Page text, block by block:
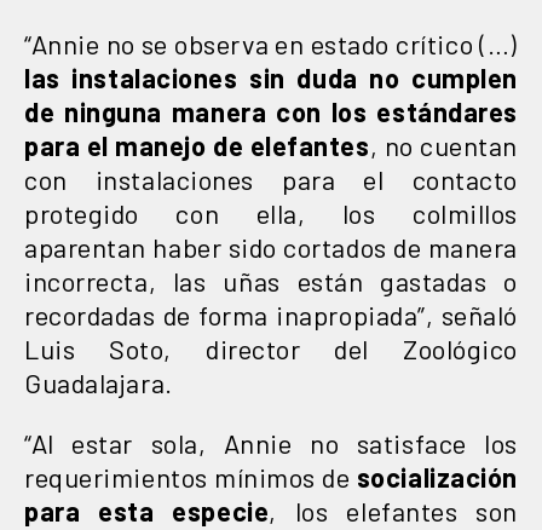
“Annie no se observa en estado crítico (…)
las instalaciones sin duda no cumplen
de ninguna manera con los estándares
para el manejo de elefantes, no cuentan
con instalaciones para el contacto
protegido con ella, los colmillos
aparentan haber sido cortados de manera
incorrecta, las uñas están gastadas o
recordadas de forma inapropiada”, señaló
Luis Soto, director del Zoológico
Guadalajara.
“Al estar sola, Annie no satisface los
requerimientos mínimos de socialización
para esta especie, los elefantes son